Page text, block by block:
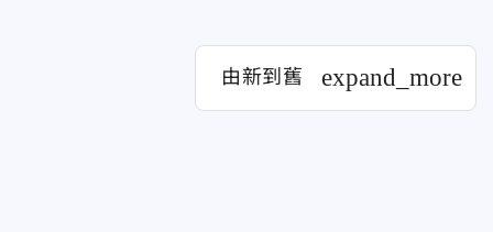
由新到舊 expand_more